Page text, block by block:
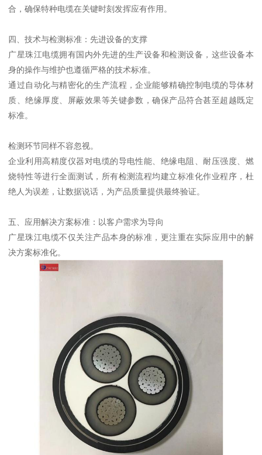
合，确保特种电缆在关键时刻发挥应有作用。
四、技术与检测标准：先进设备的支撑
广星珠江电缆拥有国内外先进的生产设备和检测设备，这些设备本
身的操作与维护也遵循严格的技术标准。
通过自动化与精密化的生产流程，企业能够精确控制电缆的导体材
质、绝缘厚度、屏蔽效果等关键参数，确保产品符合甚至超越既定
标准。
检测环节同样不容忽视。
企业利用高精度仪器对电缆的导电性能、绝缘电阻、耐压强度、燃
烧特性等进行全面测试，所有检测流程均建立标准化作业程序，杜
绝人为误差，让数据说话，为产品质量提供最终验证。
五、应用解决方案标准：以客户需求为导向
广星珠江电缆不仅关注产品本身的标准，更注重在实际应用中的解
决方案标准化。